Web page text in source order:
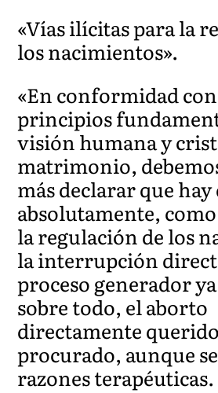
«Vías ilícitas para la
los nacimientos».
«En conformidad
principios
visión humana y
matrimonio,
más declarar que
absolutamente,
la regulación de los
la interrupción
proceso generador
sobre todo, el aborto
directamente
procurado, aunque
razones terapéuticas.